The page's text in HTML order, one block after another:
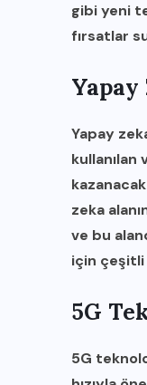
gibi yeni
fırsatlar
Yapay
zeka
ve bu
için
5G
5G